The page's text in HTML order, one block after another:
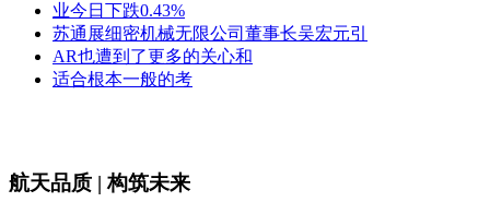
业今日下跌0.43%
苏通展细密机械无限公司董事长吴宏元引
AR也遭到了更多的关心和
适合根本一般的考
航天品质 | 构筑未来